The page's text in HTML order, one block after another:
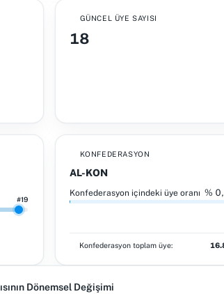
GÜNCEL ÜYE SAYISI
18
#19
KONFEDERASYON
AL-KON
Konfederasyon içindeki üye oranı %
Konfederasyon toplam üye:
Dönemsel Değişimi